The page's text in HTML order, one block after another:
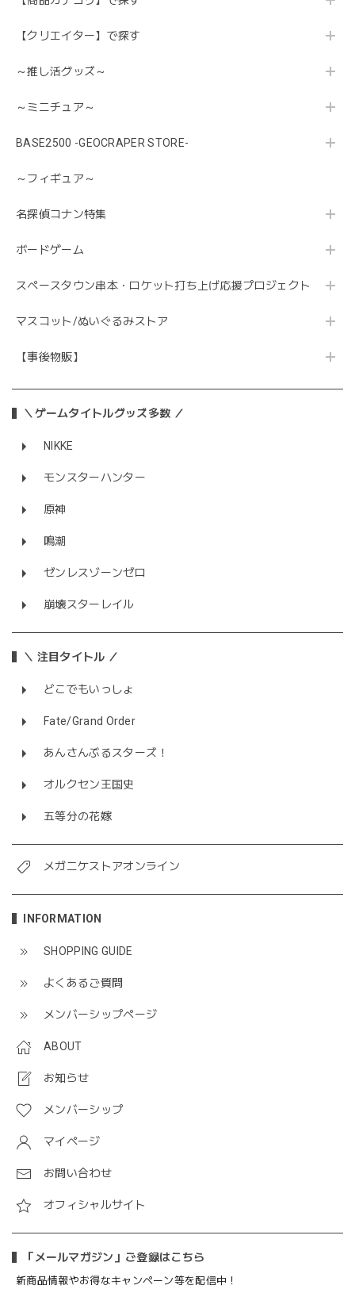
【クリエイター】で探す
～推し活グッズ～
～ミニチュア～
BASE2500 -GEOCRAPER STORE-
～フィギュア～
名探偵コナン特集
ボードゲーム
スペースタウン串本・ロケット打ち上げ応援プロジェクト
マスコット/ぬいぐるみストア
【事後物販】
＼ゲームタイトルグッズ多数 ／
NIKKE
モンスターハンター
原神
鳴潮
ゼンレスゾーンゼロ
崩壊スターレイル
＼ 注目タイトル ／
どこでもいっしょ
Fate/Grand Order
あんさんぶるスターズ！
オルクセン王国史
五等分の花嫁
メガニケストアオンライン
INFORMATION
SHOPPING GUIDE
よくあるご質問
メンバーシップページ
ABOUT
お知らせ
メンバーシップ
マイページ
お問い合わせ
オフィシャルサイト
「メールマガジン」ご登録はこちら
新商品情報やお得なキャンペーン等を配信中！